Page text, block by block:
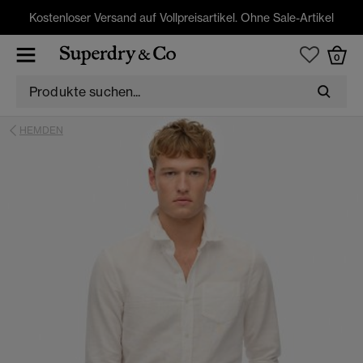
Kostenloser Versand auf Vollpreisartikel. Ohne Sale-Artikel
0
HEMDEN